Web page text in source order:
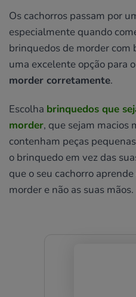
Os cachorros passam por
especialmente quando
brinquedos de morder com
uma excelente opção para
morder corretamente.
Escolha brinquedos que
morder, que sejam macios
contenham peças
o brinquedo em vez das
que o seu cachorro
morder e não as suas mãos.